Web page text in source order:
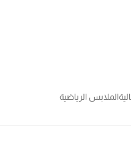
الملابس الرياضية